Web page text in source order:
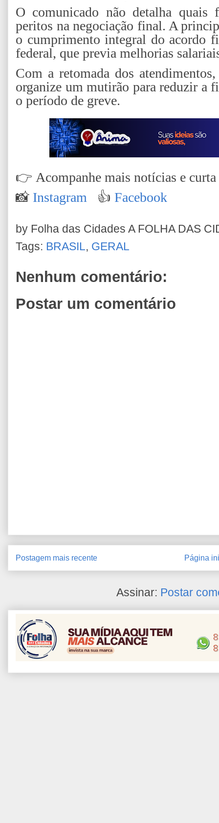
O comunicado não detalha quais
peritos na negociação final. A
o cumprimento integral do acordo
federal, que previa melhorias
Com a retomada dos
organize um mutirão para reduzir a
o período de greve.
👉 Acompanhe mais notícias e curta
📸 Instagram 👍 Facebook
by Folha das Cidades A FOLHA DAS
Tags: BRASIL, GERAL
Nenhum comentário:
Postar um comentário
Postagem mais recente Página
Assinar: Postar